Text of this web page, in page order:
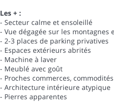
Les + :
- Secteur calme et ensoleillé
- Vue dégagée sur les montagnes
- 2-3 places de parking privatives
- Espaces extérieurs abrités
- Machine à laver
- Meublé avec goût
- Proches commerces,
- Architecture intérieure atypique
- Pierres apparentes